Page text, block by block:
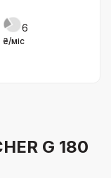
6
₴/міс
G 180